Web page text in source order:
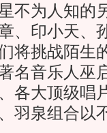
不为人知的
、印小天、
将挑战陌生
名音乐人巫
各大顶级唱
羽泉组合以